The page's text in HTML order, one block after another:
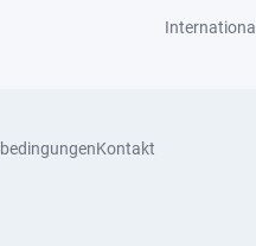
International
Kontakt